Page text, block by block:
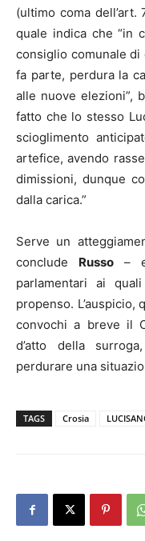
(ultimo coma
quale indica che “in
consiglio comunale
fa parte, perdura la
alle nuove elezioni”,
fatto che lo stesso
scioglimento
artefice, avendo
dimissioni, dunque
dalla carica.”
Serve un
conclude Russo –
parlamentari ai
propenso.
convochi a breve il
d’atto della
perdurare una
TAGS Crosia